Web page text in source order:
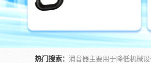
热门搜索：